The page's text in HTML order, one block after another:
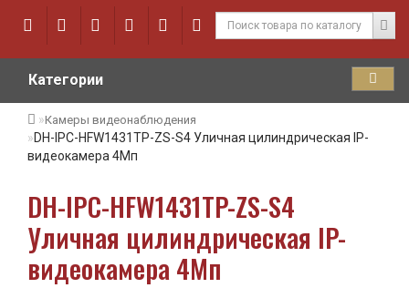
Категории
Камеры видеонаблюдения
DH-IPC-HFW1431TP-ZS-S4 Уличная цилиндрическая IP-
видеокамера 4Мп
DH-IPC-HFW1431TP-ZS-S4
Уличная цилиндрическая IP-
видеокамера 4Мп